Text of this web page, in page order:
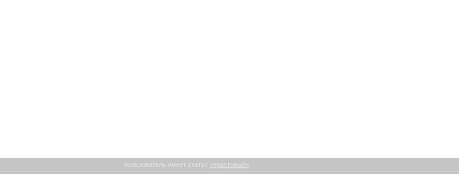
пользователь имеет статус «трастовый»